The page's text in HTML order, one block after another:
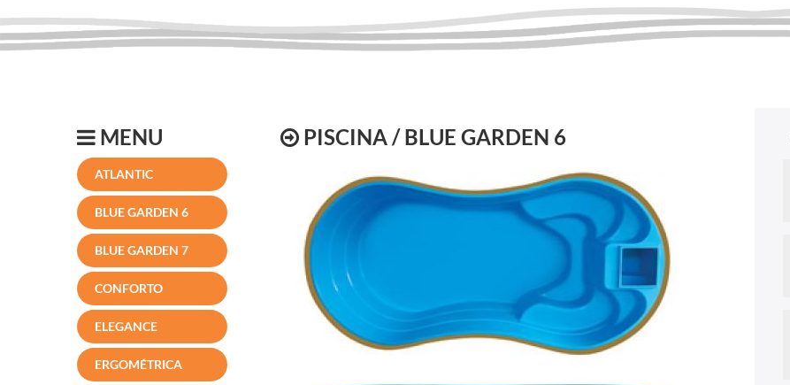
MENU
ATLANTIC
BLUE GARDEN 6
BLUE GARDEN 7
CONFORTO
ELEGANCE
ERGOMÉTRICA
PISCINA / BLUE GARDEN 6